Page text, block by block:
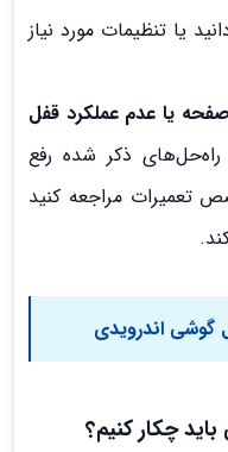
یا تنظیمات مورد نیاز
یا عدم عملکرد قفل
راه‌حل‌های ذکر شده رفع
مراجعه کنید
گوشی اندرویدی
چکار کنیم؟